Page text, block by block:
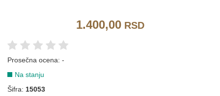
1.400,00RSD
Prosečna ocena: -
Na stanju
Šifra: 15053